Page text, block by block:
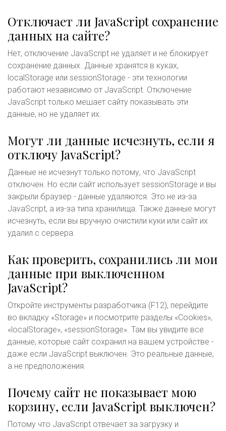
Отключает ли JavaScript сохранение
данных на сайте?
Нет, отключение JavaScript не удаляет и не блокирует
сохранение данных. Данные хранятся в куках,
localStorage или sessionStorage - эти технологии
работают независимо от JavaScript. Отключение
JavaScript только мешает сайту показывать эти
данные, но не удаляет их.
Могут ли данные исчезнуть, если я
отключу JavaScript?
Данные не исчезнут только потому, что JavaScript
отключен. Но если сайт использует sessionStorage и вы
закрыли браузер - данные удаляются. Это не из-за
JavaScript, а из-за типа хранилища. Также данные могут
исчезнуть, если вы вручную очистили куки или сайт их
удалил с сервера.
Как проверить, сохранились ли мои
данные при выключенном
JavaScript?
Откройте инструменты разработчика (F12), перейдите
во вкладку «Storage» и посмотрите разделы «Cookies»,
«localStorage», «sessionStorage». Там вы увидите все
данные, которые сайт сохранил на вашем устройстве -
даже если JavaScript выключен. Это реальные данные,
а не предположения.
Почему сайт не показывает мою
корзину, если JavaScript выключен?
Потому что JavaScript отвечает за загрузку и